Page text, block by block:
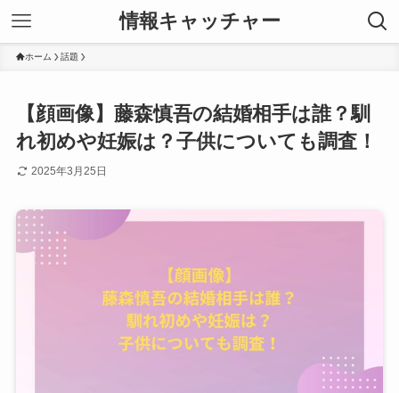
情報キャッチャー
ホーム 話題
【顔画像】藤森慎吾の結婚相手は誰？馴
れ初めや妊娠は？子供についても調査！
2025年3月25日